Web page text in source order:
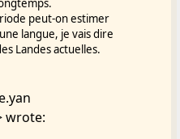
peut-on estimer
langue, je vais dire
Landes actuelles.
wrote: